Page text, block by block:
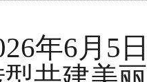
6月5日